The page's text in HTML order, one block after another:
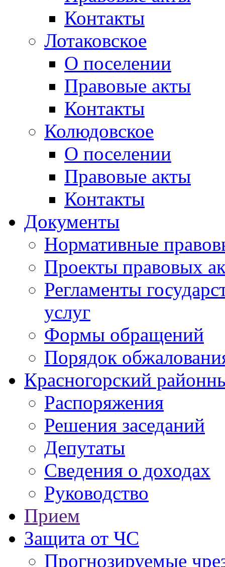
Контакты
Лотаковское
О поселении
Правовые акты
Контакты
Колюдовское
О поселении
Правовые акты
Контакты
Документы
Нормативные
Проекты правовых
Регламенты
услуг
Формы обращений
Порядок
Красногорский
Распоряжения
Решения заседаний
Депутаты
Сведения о доходах
Руководство
Прием
Защита от ЧС
Прогнозируемые